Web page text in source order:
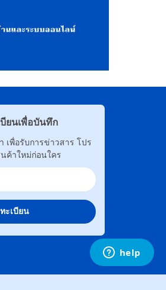
บียนเพื่อบันทึก
เพื่อรับการข่าวสาร โปร
ค้าใหม่ก่อนใคร
ะเบียน